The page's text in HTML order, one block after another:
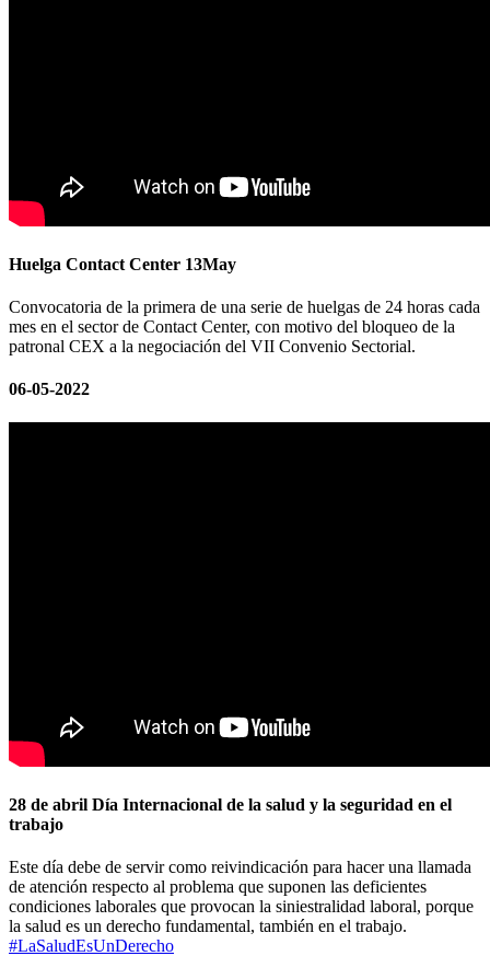
Huelga Contact Center 13May
Convocatoria de la primera de una serie de huelgas de 24 horas cada
mes en el sector de Contact Center, con motivo del bloqueo de la
patronal CEX a la negociación del VII Convenio Sectorial.
06-05-2022
28 de abril Día Internacional de la salud y la seguridad en el
trabajo
Este día debe de servir como reivindicación para hacer una llamada
de atención respecto al problema que suponen las deficientes
condiciones laborales que provocan la siniestralidad laboral, porque
la salud es un derecho fundamental, también en el trabajo.
#LaSaludEsUnDerecho